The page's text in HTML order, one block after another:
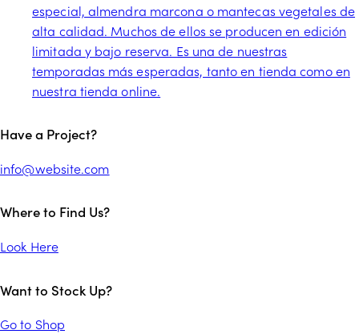
especial, almendra marcona o mantecas vegetales de
alta calidad. Muchos de ellos se producen en edición
limitada y bajo reserva. Es una de nuestras
temporadas más esperadas, tanto en tienda como en
nuestra tienda online.
facebook-
twitter-
instagram
tik-
Have a Project?
info@website.com
Where to Find Us?
Look Here
Want to Stock Up?
Go to Shop